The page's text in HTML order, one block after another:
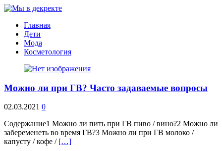
Главная
Дети
Мода
Косметология
Можно ли при ГВ? Часто задаваемые вопросы
02.03.2021 0
Содержание1 Можно ли пить при ГВ пиво / вино?2 Можно ли
забеременеть во время ГВ?3 Можно ли при ГВ молоко /
капусту / кофе / […]